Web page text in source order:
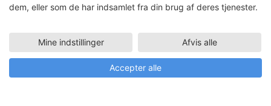
Wood on Wood
Billedkunstner Hanne Ravn Hermansen
arbejder på en serie værker til
gruppeudstillingen Wood on Wood på
kunst og kulturhuset Gammelgaard i
dem, eller som de har indsamlet fra din brug af deres tjenester.
Mine indstillinger Afvis alle
Accepter alle